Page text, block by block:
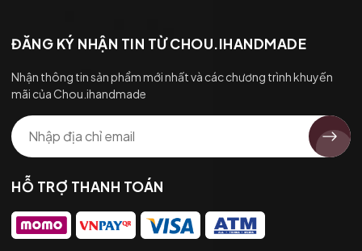
ĐĂNG KÝ NHẬN TIN TỪ CHOU.IHANDMADE
Nhận thông tin sản phẩm mới nhất và các chương trình khuyến
mãi của Chou.ihandmade
HỖ TRỢ THANH TOÁN